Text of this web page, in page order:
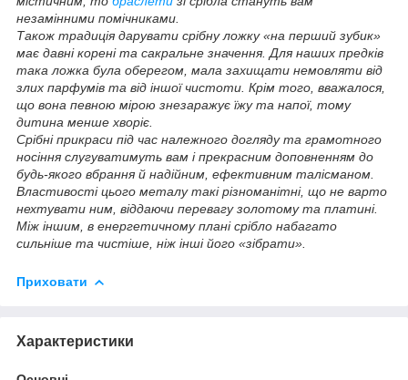
незамінними помічниками.
Також традиція дарувати срібну ложку «на перший зубик»
має давні корені та сакральне значення. Для наших предків
така ложка була оберегом, мала захищати немовляти від
злих парфумів та від іншої чистоти. Крім того, вважалося,
що вона певною мірою знезаражує їжу та напої, тому
дитина менше хворіє.
Срібні прикраси під час належного догляду та грамотного
носіння слугуватимуть вам і прекрасним доповненням до
будь-якого вбрання й надійним, ефективним талісманом.
Властивості цього металу такі різноманітні, що не варто
нехтувати ним, віддаючи перевагу золотому та платині.
Між іншим, в енергетичному плані срібло набагато
сильніше та чистіше, ніж інші його «зібрати».
Приховати
Характеристики